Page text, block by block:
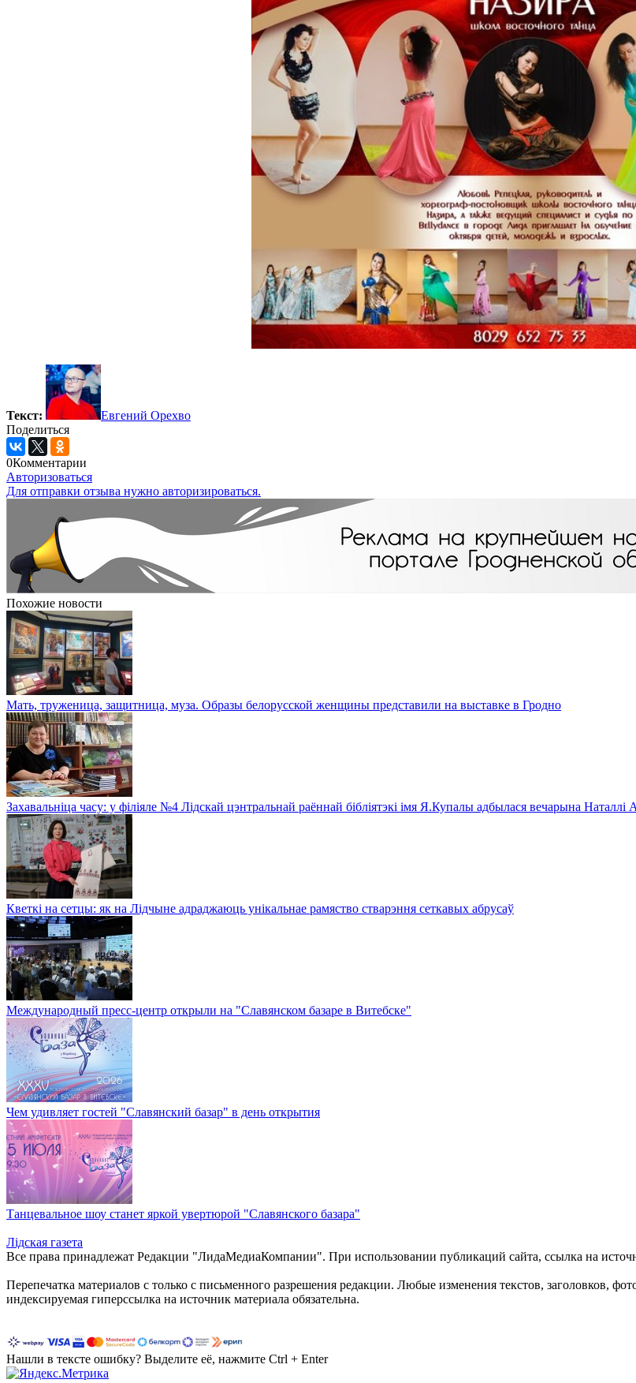
Текст:
Евгений Орехво
Поделиться
0Комментарии
Авторизоваться
Для отправки отзыва нужно авторизироваться.
Похожие новости
Мать, труженица, защитница, муза. Образы белорусской женщины представили на выставке в Гродно
Захавальніца часу: у філіяле №4 Лідскай цэнтральнай раённай бібліятэкі імя Я.Купалы адбылася вечарына Наталлі
Кветкі на сетцы: як на Лідчыне адраджаюць унікальнае рамяство стварэння сеткавых абрусаў
Международный пресс-центр открыли на "Славянском базаре в Витебске"
Чем удивляет гостей "Славянский базар" в день открытия
Танцевальное шоу станет яркой увертюрой "Славянского базара"
Лiдская газета
Все права принадлежат Редакции "ЛидаМедиаКомпании". При использовании публикаций сайта, ссылка на
Перепечатка материалов c только с письменного разрешения редакции. Любые изменения текстов, заголовков,
индексируемая гиперссылка на источник материала обязательна.
Нашли в тексте ошибку? Выделите её, нажмите Ctrl + Enter